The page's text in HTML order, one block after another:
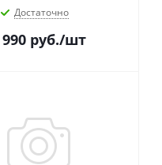
Достаточно
руб./шт